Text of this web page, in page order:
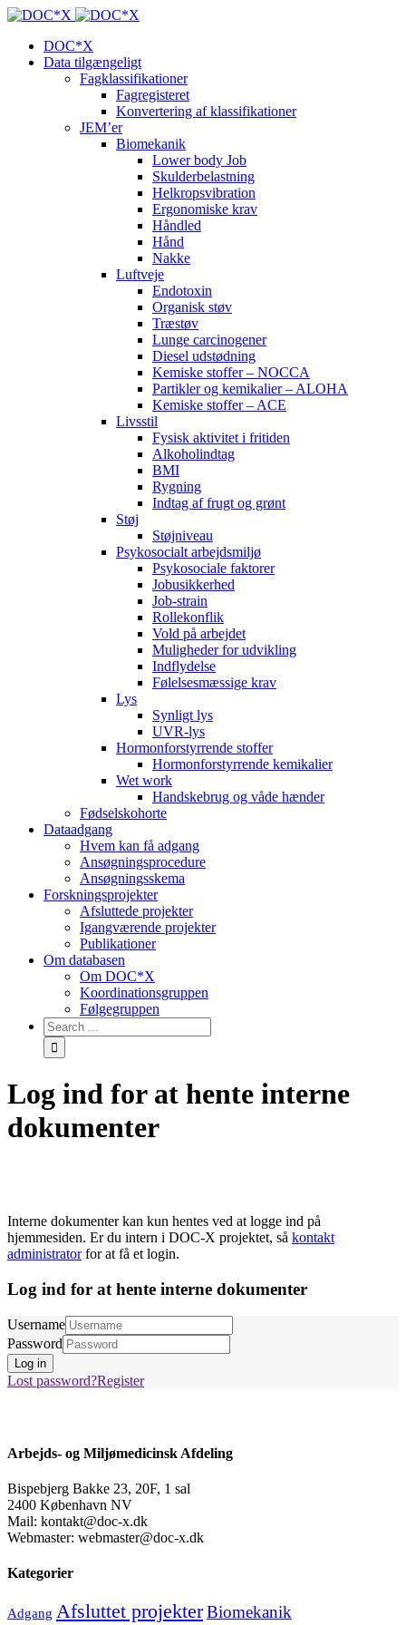
DOC*X
Data tilgængeligt
Fagklassifikationer
Fagregisteret
Konvertering af klassifikationer
JEM’er
Biomekanik
Lower body Job
Skulderbelastning
Helkropsvibration
Ergonomiske krav
Håndled
Hånd
Nakke
Luftveje
Endotoxin
Organisk støv
Træstøv
Lunge carcinogener
Diesel udstødning
Kemiske stoffer – NOCCA
Partikler og kemikalier – ALOHA
Kemiske stoffer – ACE
Livsstil
Fysisk aktivitet i fritiden
Alkoholindtag
BMI
Rygning
Indtag af frugt og grønt
Støj
Støjniveau
Psykosocialt arbejdsmiljø
Psykosociale faktorer
Jobusikkerhed
Job-strain
Rollekonflik
Vold på arbejdet
Muligheder for udvikling
Indflydelse
Følelsesmæssige krav
Lys
Synligt lys
UVR-lys
Hormonforstyrrende stoffer
Hormonforstyrrende kemikalier
Wet work
Handskebrug og våde hænder
Fødselskohorte
Dataadgang
Hvem kan få adgang
Ansøgningsprocedure
Ansøgningsskema
Forskningsprojekter
Afsluttede projekter
Igangværende projekter
Publikationer
Om databasen
Om DOC*X
Koordinationsgruppen
Følgegruppen
Log ind for at hente interne
dokumenter
Interne dokumenter kan kun hentes ved at logge ind på
hjemmesiden. Er du intern i DOC-X projektet, så kontakt
administratorfor at få et login.
Log ind for at hente interne dokumenter
Username
Password
Log in
Lost password?Register
Arbejds- og Miljømedicinsk Afdeling
Bispebjerg Bakke 23, 20F, 1 sal
2400 København NV
Mail: kontakt@doc-x.dk
Webmaster: webmaster@doc-x.dk
Kategorier
Adgang Afsluttet projekterBiomekanik